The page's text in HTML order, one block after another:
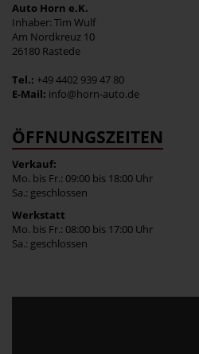
Auto Horn e.K.
Inhaber: Tim Wulf
Am Nordkreuz 10
26180 Rastede
Tel.: +49 4402 939 47 80
E-Mail: info@horn-auto.de
ÖFFNUNGSZEITEN
Verkauf:
Mo. bis Fr.: 09:00 bis 18:00 Uhr
Sa.: geschlossen
Werkstatt
Mo. bis Fr.: 08:00 bis 17:00 Uhr
Sa.: geschlossen